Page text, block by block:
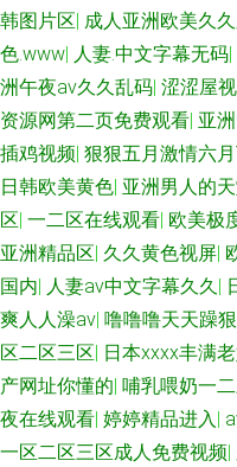
韩图片区| 成人亚洲欧美久
色.www| 人妻.中文字幕无码|
洲午夜av久久乱码| 涩涩屋
资源网第二页免费观看| 亚
插鸡视频| 狠狠五月激情六
日韩欧美黄色| 亚洲男人的
区| 一二区在线观看| 欧美极
亚洲精品区| 久久黄色视屏|
国内| 人妻av中文字幕久久|
爽人人澡av| 噜噜噜天天躁
区二区三区| 日本xxxx丰满
产网址你懂的| 哺乳喂奶一
夜在线观看| 婷婷精品进入|
一区二区三区成人免费视频|